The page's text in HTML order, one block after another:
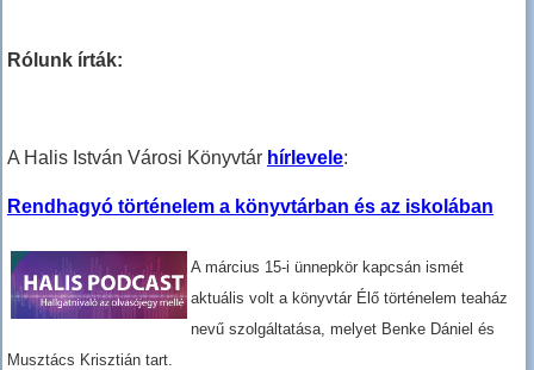
Rólunk írták:
A Halis István Városi Könyvtár hírlevele:
Rendhagyó történelem a könyvtárban és az iskolában
A március 15-i ünnepkör kapcsán ismét
aktuális volt a könyvtár Élő történelem teaház
nevű szolgáltatása, melyet Benke Dániel és
Musztács Krisztián tart.